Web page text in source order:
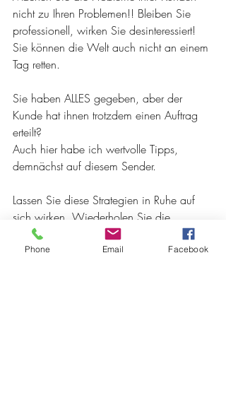
nicht zu Ihren Problemen!! Bleiben Sie
professionell, wirken Sie desinteressiert!
Sie können die Welt auch nicht an einem
Tag retten.
Sie haben ALLES gegeben, aber der
Kunde hat ihnen trotzdem einen Auftrag
erteilt?
Auch hier habe ich wertvolle Tipps,
demnächst auf diesem Sender.
Lassen Sie diese Strategien in Ruhe auf
sich wirken. Wiederholen Sie die
Abläufe, nur so gewinnen Sie die nötige
Routine.
Phone Email Facebook